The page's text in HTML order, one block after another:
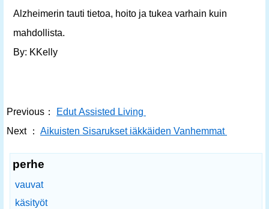
Alzheimerin tauti tietoa, hoito ja tukea varhain kuin
mahdollista.
By: KKelly
Previous：
Edut Assisted Living
Next ： Aikuisten Sisarukset iäkkäiden Vanhemmat
perhe
vauvat
käsityöt